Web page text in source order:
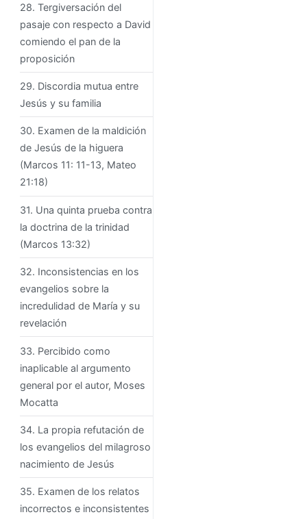
28. Tergiversación del
pasaje con respecto a David
comiendo el pan de la
proposición
29. Discordia mutua entre
Jesús y su familia
30. Examen de la maldición
de Jesús de la higuera
(Marcos 11: 11-13, Mateo
21:18)
31. Una quinta prueba contra
la doctrina de la trinidad
(Marcos 13:32)
32. Inconsistencias en los
evangelios sobre la
incredulidad de María y su
revelación
33. Percibido como
inaplicable al argumento
general por el autor, Moses
Mocatta
34. La propia refutación de
los evangelios del milagroso
nacimiento de Jesús
35. Examen de los relatos
incorrectos e inconsistentes